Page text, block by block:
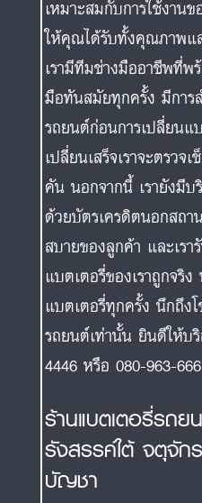
เหมาะสมกับการใช้งาน
ให้คุณได้รับทั้งคุณภาพแ
เรามีทีมช่างมืออาชีพที่พ
มือทันสมัยทุกครั้ง มีการ
รถยนต์ก่อนการเปลี่ยนแ
เปลี่ยนเสร็จเราจะตรวจ
คัน นอกจากนี้ เรายังมีบ
ด้วยบัตรเครดิตนอกสถ
สบายของลูกค้า และเรา
แบตเตอรี่ของเราถูกจริ
แบตเตอรี่ทุกครั้ง นึกถึง
รถยนต์เท่านั้น ยินดีให้บ
4446 หรือ 080-963-
ร้านแบตเตอรี่รถย
รังสรรค์ใต้ จตุจัก
บัญชา